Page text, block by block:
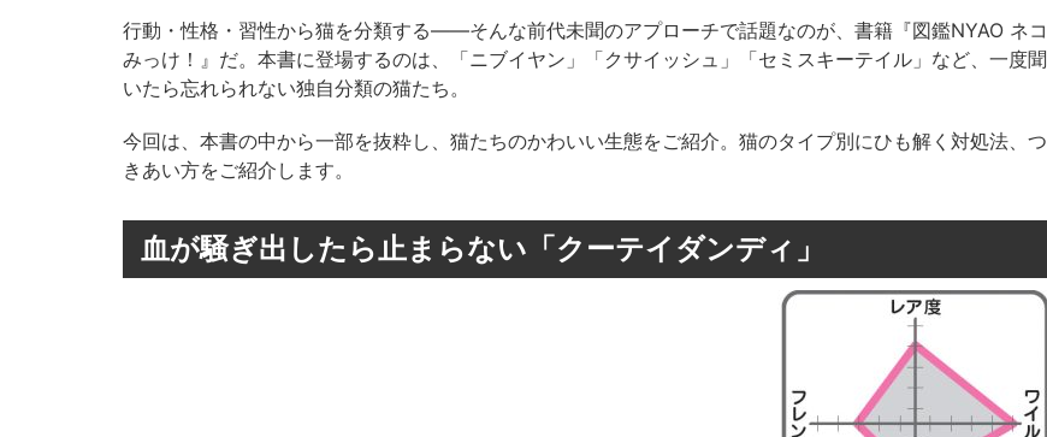
行動・性格・習性から猫を分類する――そんな前代未聞のアプローチで話題なのが、書籍『図鑑NYAO ネコ
みっけ！』だ。本書に登場するのは、「ニブイヤン」「クサイッシュ」「セミスキーテイル」など、一度聞
いたら忘れられない独自分類の猫たち。
今回は、本書の中から一部を抜粋し、猫たちのかわいい生態をご紹介。猫のタイプ別にひも解く対処法、つ
きあい方をご紹介します。
血が騒ぎ出したら止まらない「クーテイダンディ」